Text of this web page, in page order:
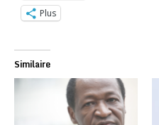
Plus
Similaire